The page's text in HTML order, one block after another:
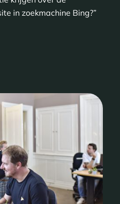
in zoekmachine Bing?”